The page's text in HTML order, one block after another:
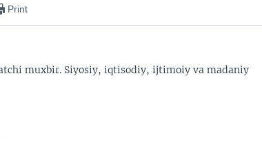
Print
muxbir. Siyosiy, iqtisodiy, ijtimoiy va madaniy